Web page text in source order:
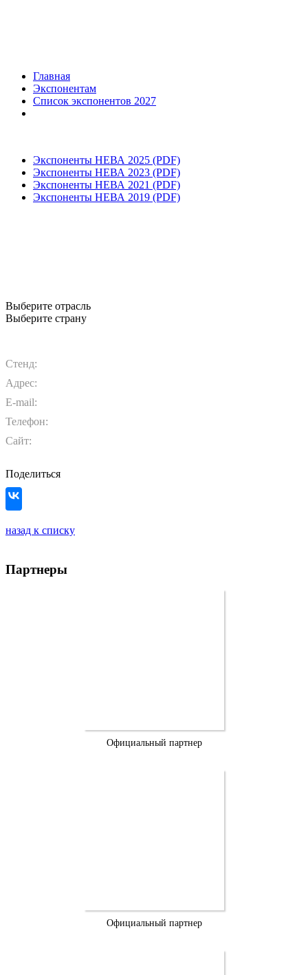
Главная
Экспонентам
Список экспонентов 2027
Экспоненты НЕВА 2025 (PDF)
Экспоненты НЕВА 2023 (PDF)
Экспоненты НЕВА 2021 (PDF)
Экспоненты НЕВА 2019 (PDF)
Выберите отрасль
Выберите страну
Стенд:
Адрес:
E-mail:
Телефон:
Сайт:
Поделиться
назад к списку
Партнеры
Официальный партнер
Официальный партнер